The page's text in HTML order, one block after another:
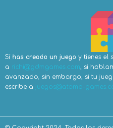
Si has creado un juego y tienes el
a richi@gdmgames.com , si
avanzado, sin embargo, si tu
escribe a juegos@atomo-